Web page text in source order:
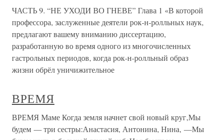
ЧАСТЬ 9. “НЕ УХОДИ ВО ГНЕВЕ” Глава 1 «В которой
профессора, заслуженные деятели рок-н-ролльных наук,
предлагают вашему вниманию диссертацию,
разработанную во время одного из многочисленных
гастрольных периодов, когда рок-н-ролльный образ
жизни обрёл уничижительное
ВРЕМЯ
ВРЕМЯ Маме Когда земля начнет свой новый круг,Мы
будем — три сестры:Анастасия, Антонина, Нина, —Мы